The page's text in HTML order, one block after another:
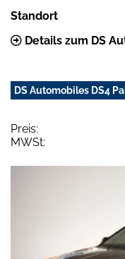
Standort
Details zum DS
DS Automobiles DS4
Preis:
MWSt: